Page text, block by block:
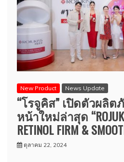
New Product News Update
“โรจูคิส” เปิดตัวผลิ
หน้าใหม่ล่าสุด
RETINOL FIRM &
ตุลาคม 22, 2024